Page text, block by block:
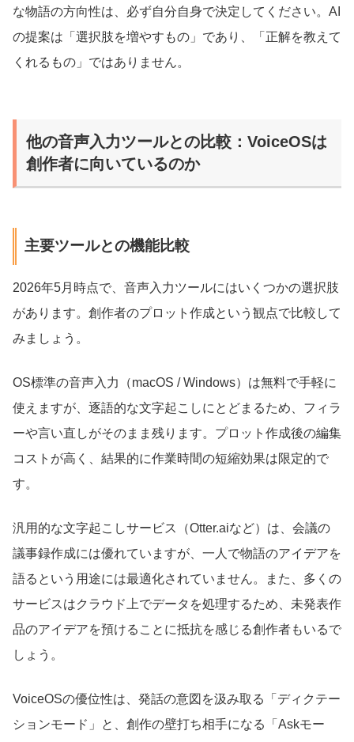
な物語の方向性は、必ず自分自身で決定してください。AI
の提案は「選択肢を増やすもの」であり、「正解を教えて
くれるもの」ではありません。
他の音声入力ツールとの比較：VoiceOSは
創作者に向いているのか
主要ツールとの機能比較
2026年5月時点で、音声入力ツールにはいくつかの選択肢
があります。創作者のプロット作成という観点で比較して
みましょう。
OS標準の音声入力（macOS / Windows）は無料で手軽に
使えますが、逐語的な文字起こしにとどまるため、フィラ
ーや言い直しがそのまま残ります。プロット作成後の編集
コストが高く、結果的に作業時間の短縮効果は限定的で
す。
汎用的な文字起こしサービス（Otter.aiなど）は、会議の
議事録作成には優れていますが、一人で物語のアイデアを
語るという用途には最適化されていません。また、多くの
サービスはクラウド上でデータを処理するため、未発表作
品のアイデアを預けることに抵抗を感じる創作者もいるで
しょう。
VoiceOSの優位性は、発話の意図を汲み取る「ディクテー
ションモード」と、創作の壁打ち相手になる「Askモー